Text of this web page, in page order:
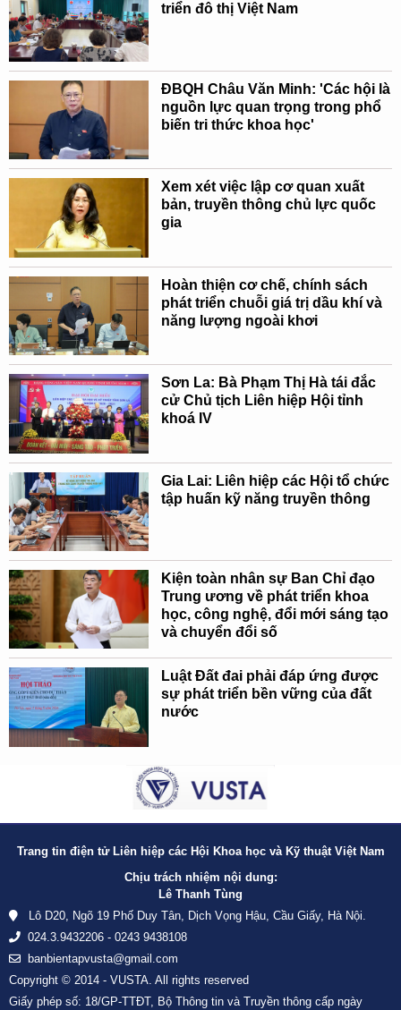
triển đô thị Việt Nam
ĐBQH Châu Văn Minh: 'Các hội là
nguồn lực quan trọng trong phổ
biến tri thức khoa học'
Xem xét việc lập cơ quan xuất
bản, truyền thông chủ lực quốc
gia
Hoàn thiện cơ chế, chính sách
phát triển chuỗi giá trị dầu khí và
năng lượng ngoài khơi
Sơn La: Bà Phạm Thị Hà tái đắc
cử Chủ tịch Liên hiệp Hội tỉnh
khoá IV
Gia Lai: Liên hiệp các Hội tổ chức
tập huấn kỹ năng truyền thông
Kiện toàn nhân sự Ban Chỉ đạo
Trung ương về phát triển khoa
học, công nghệ, đổi mới sáng tạo
và chuyển đổi số
Luật Đất đai phải đáp ứng được
sự phát triển bền vững của đất
nước
Trang tin điện tử Liên hiệp các Hội Khoa học và Kỹ thuật Việt Nam
Chịu trách nhiệm nội dung:
Lê Thanh Tùng
Lô D20, Ngõ 19 Phố Duy Tân, Dịch Vọng Hậu, Cầu Giấy, Hà Nội.
024.3.9432206 - 0243 9438108
banbientapvusta@gmail.com
Copyright © 2014 - VUSTA. All rights reserved
Giấy phép số: 18/GP-TTĐT, Bộ Thông tin và Truyền thông cấp ngày